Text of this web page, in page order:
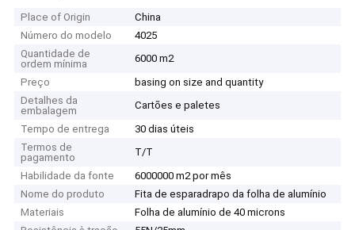
Place of Origin
China
Número do modelo
4025
Quantidade de
ordem mínima
6000 m2
Preço
basing on size and quantity
Detalhes da
embalagem
Cartões e paletes
Tempo de entrega
30 dias úteis
Termos de
pagamento
T/T
Habilidade da fonte
6000000 m2 por mês
Nome do produto
Fita de esparadrapo da folha de alumínio
Materiais
Folha de alumínio de 40 microns